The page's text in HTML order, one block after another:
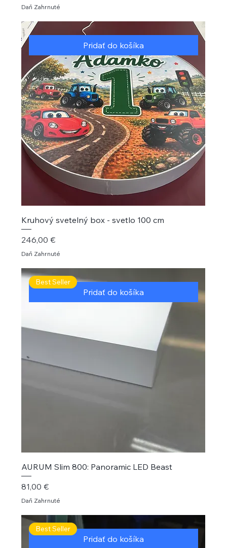
Daň Zahrnuté
Pridať do košíka
Kruhový svetelný box - svetlo 100 cm
Cena
246,00 €
Daň Zahrnuté
Pridať do košíka
Best Seller
AURUM Slim 800: Panoramic LED Beast
Cena
81,00 €
Daň Zahrnuté
Pridať do košíka
Best Seller